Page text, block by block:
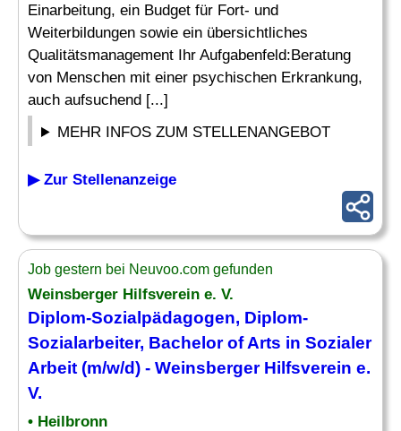
Einarbeitung, ein Budget für Fort- und
Weiterbildungen sowie ein übersichtliches
Qualitätsmanagement Ihr Aufgabenfeld:Beratung
von Menschen mit einer psychischen Erkrankung,
auch aufsuchend [...]
MEHR INFOS ZUM STELLENANGEBOT
▶ Zur Stellenanzeige
Job gestern bei Neuvoo.com gefunden
Weinsberger Hilfsverein e. V.
Diplom-Sozialpädagogen, Diplom-
Sozialarbeiter, Bachelor of Arts in Sozialer
Arbeit (m/w/d) - Weinsberger Hilfsverein e.
V.
• Heilbronn